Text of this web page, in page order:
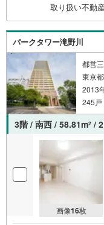
取り扱い不動
パークタワー滝野川
都営
東京
2013
245戸
3階 / 南西 / 58.81m2 /
画像16枚